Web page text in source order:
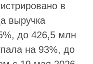
в
выручка
до 426,5 млн
на 93%, до